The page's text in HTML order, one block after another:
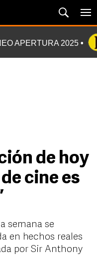
APERTURA 2025
de hoy
cine es
semana se
en hechos reales
por Sir Anthony